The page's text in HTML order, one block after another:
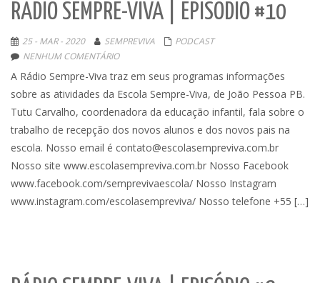
RÁDIO SEMPRE-VIVA | EPISÓDIO #10
25 - MAR - 2020 SEMPREVIVA
PODCAST
NENHUM COMENTÁRIO
A Rádio Sempre-Viva traz em seus programas informações
sobre as atividades da Escola Sempre-Viva, de João Pessoa PB.
Tutu Carvalho, coordenadora da educação infantil, fala sobre o
trabalho de recepção dos novos alunos e dos novos pais na
escola. Nosso email é contato@escolasempreviva.com.br
Nosso site www.escolasempreviva.com.br Nosso Facebook
www.facebook.com/semprevivaescola/ Nosso Instagram
www.instagram.com/escolasempreviva/ Nosso telefone +55 […]